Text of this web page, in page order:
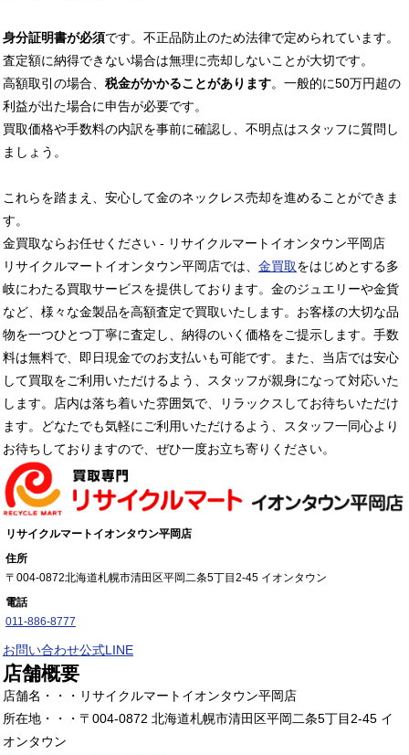
身分証明書が必須です。不正品防止のため法律で定められています。
査定額に納得できない場合は無理に売却しないことが大切です。
高額取引の場合、 税金がかかることがあります。一般的に50万円超の
利益が出た場合に申告が必要です。
買取価格や手数料の内訳を事前に確認し、不明点はスタッフに質問し
ましょう。
これらを踏まえ、安心して金のネックレス売却を進めることができま
す。
金買取ならお任せください - リサイクルマートイオンタウン平岡店
リサイクルマートイオンタウン平岡店では、 金買取をはじめとする多
岐にわたる買取サービスを提供しております。金のジュエリーや金貨
など、様々な金製品を高額査定で買取いたします。お客様の大切な品
物を一つひとつ丁寧に査定し、納得のいく価格をご提示します。手数
料は無料で、即日現金でのお支払いも可能です。また、当店では安心
して買取をご利用いただけるよう、スタッフが親身になって対応いた
します。店内は落ち着いた雰囲気で、リラックスしてお待ちいただけ
ます。どなたでも気軽にご利用いただけるよう、スタッフ一同心より
お待ちしておりますので、ぜひ一度お立ち寄りください。
リサイクルマートイオンタウン平岡店
住所
〒004-0872北海道札幌市清田区平岡二条5丁目2-45 イオンタウン
電話
011-886-8777
お問い合わせ公式LINE
店舗概要
店舗名・・・リサイクルマートイオンタウン平岡店
所在地・・・〒004-0872 北海道札幌市清田区平岡二条5丁目2-45 イ
オンタウン